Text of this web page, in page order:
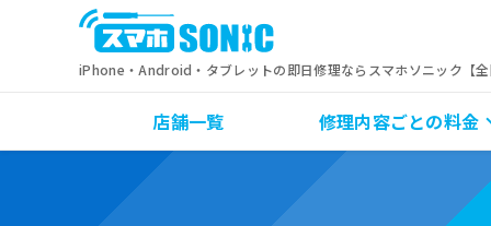
iPhone・Android・タブレットの即日修理ならスマホソニック【全
店舗一覧 修理内容ごとの料金